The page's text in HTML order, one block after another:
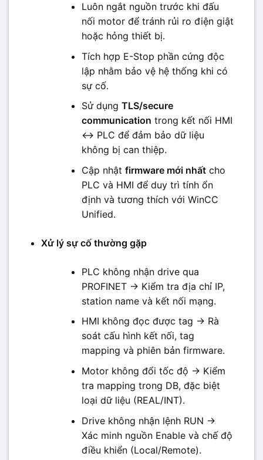
Luôn ngắt nguồn trước khi đấu
nối motor để tránh rủi ro điện giật
hoặc hỏng thiết bị.
Tích hợp E-Stop phần cứng độc
lập nhằm bảo vệ hệ thống khi có
sự cố.
Sử dụng TLS/secure
communication trong kết nối HMI
↔ PLC để đảm bảo dữ liệu
không bị can thiệp.
Cập nhật firmware mới nhấtcho
PLC và HMI để duy trì tính ổn
định và tương thích với WinCC
Unified.
Xử lý sự cố thường gặp
PLC không nhận drive qua
PROFINET → Kiểm tra địa chỉ IP,
station name và kết nối mạng.
HMI không đọc được tag → Rà
soát cấu hình kết nối, tag
mapping và phiên bản firmware.
Motor không đổi tốc độ → Kiểm
tra mapping trong DB, đặc biệt
loại dữ liệu (REAL/INT).
Drive không nhận lệnh RUN →
Xác minh nguồn Enable và chế độ
điều khiển (Local/Remote).